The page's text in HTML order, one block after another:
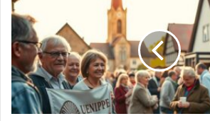
und
Ehrenamt
prägen
das
Leben
in
Mittellippe